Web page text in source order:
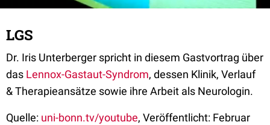
LGS
Dr. Iris Unterberger spricht in diesem Gastvortrag über
das Lennox-Gastaut-Syndrom, dessen Klinik, Verlauf
& Therapieansätze sowie ihre Arbeit als Neurologin.
Quelle: uni-bonn.tv/youtube, Veröffentlicht: Februar